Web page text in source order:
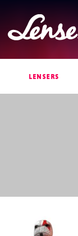
LENSERS